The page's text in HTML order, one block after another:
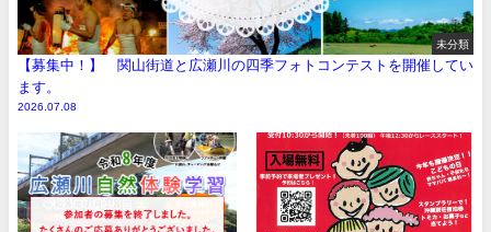
未分類
【募集中！】 関山街道と広瀬川の四季フォトコンテストを開催してい
ます。
2026.07.08